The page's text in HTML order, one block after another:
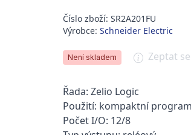
Číslo zboží: SR2A201FU
Výrobce: Schneider Electric
Není skladem Zeptat
Řada: Zelio Logic
Použití: kompaktní
Počet I/O: 12/8